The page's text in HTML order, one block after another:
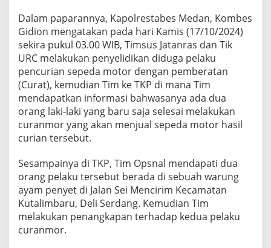
T
u
m
b
a
n
g
i
t
e
a
k
Dalam paparannya, Kapolrestabes Medan, Kombes
Gidion mengatakan pada hari Kamis (17/10/2024)
sekira pukul 03.00 WIB, Timsus Jatanras dan Tik
URC melakukan penyelidikan diduga pelaku
pencurian sepeda motor dengan pemberatan
(Curat), kemudian Tim ke TKP di mana Tim
mendapatkan informasi bahwasanya ada dua
orang laki-laki yang baru saja selesai melakukan
curanmor yang akan menjual sepeda motor hasil
curian tersebut.
Sesampainya di TKP, Tim Opsnal mendapati dua
orang pelaku tersebut berada di sebuah warung
ayam penyet di Jalan Sei Mencirim Kecamatan
Kutalimbaru, Deli Serdang. Kemudian Tim
melakukan penangkapan terhadap kedua pelaku
curanmor.